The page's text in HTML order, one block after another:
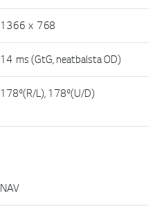
1366 x 768
14 ms (GtG, neatbalsta OD)
178º(R/L), 178º(U/D)
NAV